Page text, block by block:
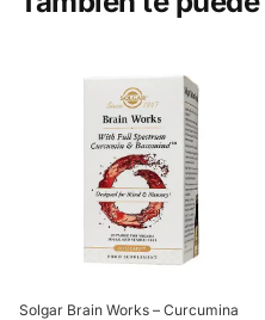
Solgar Brain Works – Curcumina